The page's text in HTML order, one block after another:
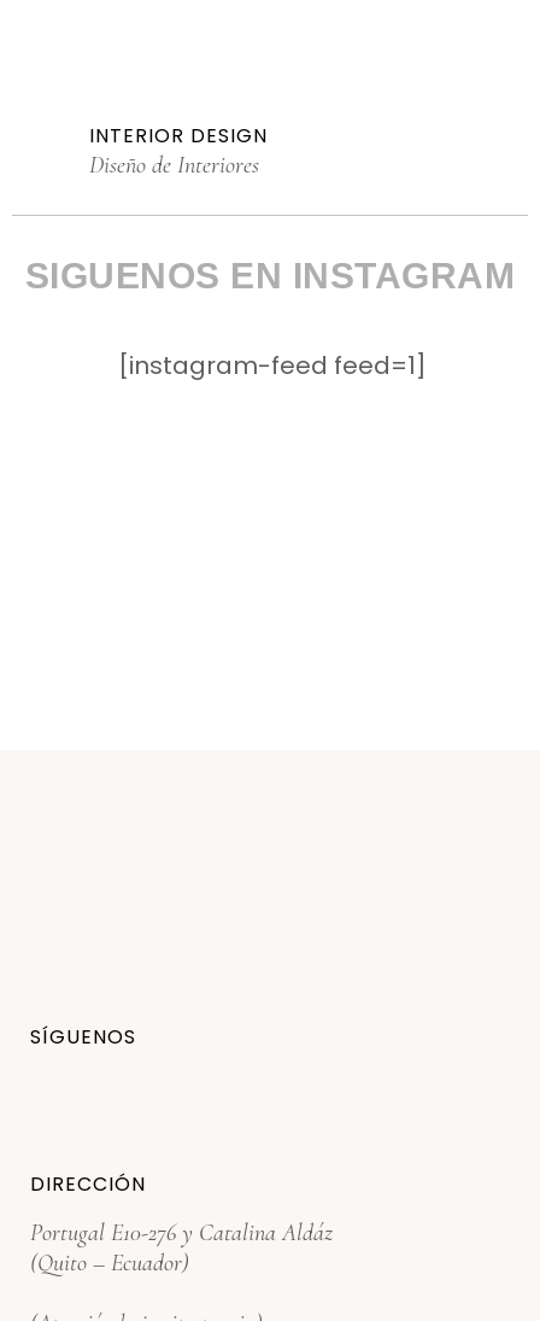
INTERIOR DESIGN
Diseño de Interiores
SIGUENOS EN INSTAGRAM
[instagram-feed feed=1]
SÍGUENOS
DIRECCIÓN
Portugal E10-276 y Catalina Aldáz
(Quito – Ecuador)